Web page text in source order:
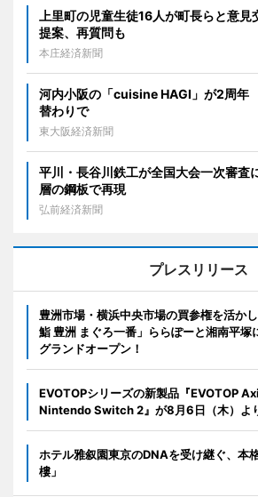
上里町の児童生徒16人が町長らと意
提案、再質問も
本庄経済新聞
河内小阪の「cuisine HAGI」が2周年
替わりで
東大阪経済新聞
平川・長谷川鉄工が全国大会一次審
層の鋼板で再現
弘前経済新聞
プレスリリース
豊洲市場・横浜中央市場の買参権を活か
鮨 豊洲 まぐろ一番」ららぽーと湘南平
グランドオープン！
EVOTOPシリーズの新製品『EVOTOP
Nintendo Switch 2』が8月6日（木）よ
ホテル雅叙園東京のDNAを受け継ぐ、本
樓」